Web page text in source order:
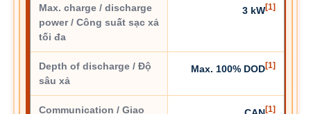
Max. charge / discharge
power / Công suất sạc xả
tối đa
3 kW[1]
Depth of discharge / Độ
sâu xả
Max. 100% DOD[1]
Communication / Giao
[1]